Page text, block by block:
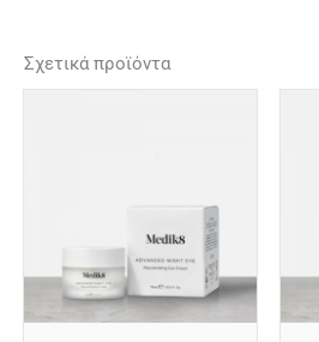
Σχετικά προϊόντα